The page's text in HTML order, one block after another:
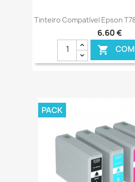
Tinteiro Compatível Epson
6,60 €

PACK